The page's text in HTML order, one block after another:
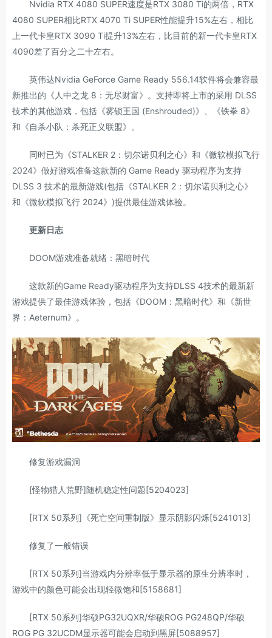
Nvidia RTX 4080 SUPER速度是RTX 3080 Ti的两倍，RTX
4080 SUPER相比RTX 4070 Ti SUPER性能提升15%左右，相比
上一代卡皇RTX 3090 Ti提升13%左右，比目前的新一代卡皇RTX
4090差了百分之二十左右。
英伟达Nvidia GeForce Game Ready 556.14软件将会兼容最
新推出的《人中之龙 8：无尽财富》。支持即将上市的采用 DLSS
技术的其他游戏，包括《雾锁王国 (Enshrouded)》、《铁拳 8》
和《自杀小队：杀死正义联盟》。
同时已为《STALKER 2：切尔诺贝利之心》和《微软模拟飞行
2024》做好游戏准备这款新的 Game Ready 驱动程序为支持
DLSS 3 技术的最新游戏(包括《STALKER 2：切尔诺贝利之心》
和《微软模拟飞行 2024》)提供最佳游戏体验。
更新日志
DOOM游戏准备就绪：黑暗时代
这款新的Game Ready驱动程序为支持DLSS 4技术的最新新
游戏提供了最佳游戏体验，包括《DOOM：黑暗时代》和《新世
界：Aeternum》。
修复游戏漏洞
[怪物猎人荒野]随机稳定性问题[5204023]
[RTX 50系列]《死亡空间重制版》显示阴影闪烁[5241013]
修复了一般错误
[RTX 50系列]当游戏内分辨率低于显示器的原生分辨率时，
游戏中的颜色可能会出现轻微饱和[5158681]
[RTX 50系列]华硕PG32UQXR/华硕ROG PG248QP/华硕
ROG PG 32UCDM显示器可能会启动到黑屏[5088957]